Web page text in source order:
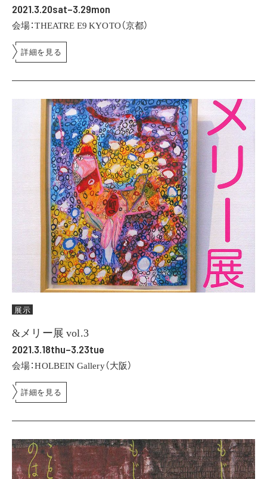
2021.3.20sat–3.29mon
会場：THEATRE E9 KYOTO（京都）
詳細を見る
展示
&メリー展 vol.3
2021.3.18thu–3.23tue
会場：HOLBEIN Gallery（大阪）
詳細を見る